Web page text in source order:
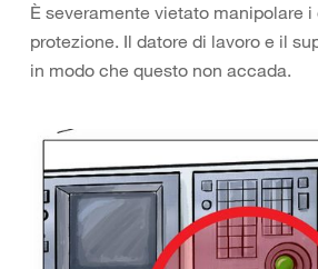
È severamente vietato manipolare
protezione. Il datore di lavoro e il
in modo che questo non accada.